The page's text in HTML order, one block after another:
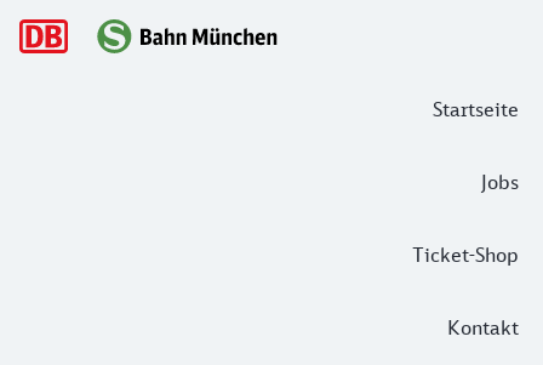
Startseite
Jobs
Ticket-Shop
Kontakt
Hauptnavigation